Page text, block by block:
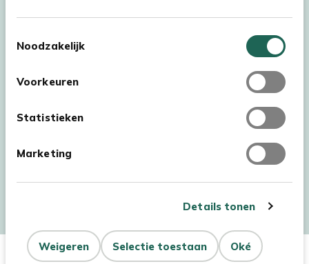
Noodzakelijk
Voorkeuren
Statistieken
Marketing
Details tonen
Oké
Selectie toestaan
Weigeren
Dit product is niet op
voorraad
Aantal
Niet op
voorraad